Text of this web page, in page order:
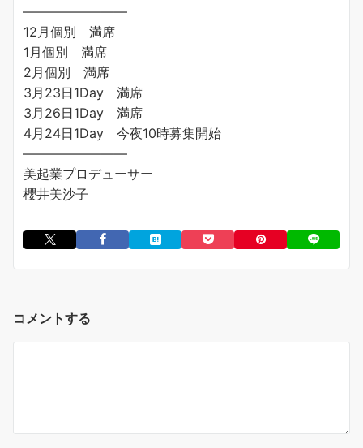
————————
12月個別 満席
1月個別 満席
2月個別 満席
3月23日1Day 満席
3月26日1Day 満席
4月24日1Day 今夜10時募集開始
————————
美起業プロデューサー
櫻井美沙子
コメントする